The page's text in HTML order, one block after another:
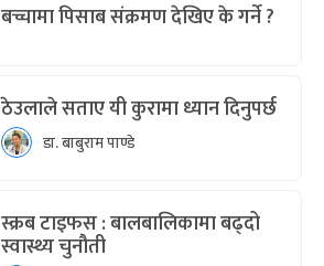
बच्चामा पिसाब संक्रमण देखिए के गर्ने ?
ठेउलाले सताए यी कुरामा ध्यान दिनुपर्छ
डा. बाबुराम पाण्डे
स्क्रब टाइफस : बालबालिकामा बढ्दो
स्वास्थ्य चुनौती